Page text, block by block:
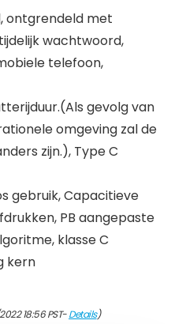
ontgrendeld met
wachtwoord,
telefoon,
gevolg van
omgeving zal de
zijn.), Type C
gebruik, Capacitieve
PB aangepaste
klasse C
kern
18:56 PST-Details)